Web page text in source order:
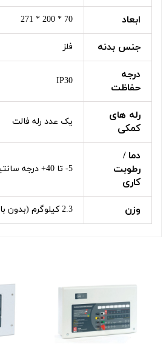
ابعاد 70 * 200 * 271
جنس بدنه فلز
درجه
حفاظت
IP30
رله های
کمکی
یک عدد رله فالت
دما /
رطوبت
کاری
5- تا 40+ درجه سانتیگراد / 95%
وزن 2.3 کیلوگرم (بدون باطری)